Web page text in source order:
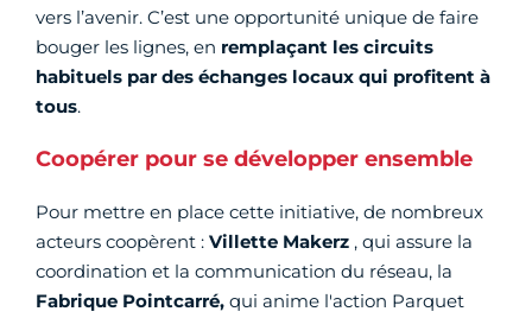
vers l’avenir. C’est une opportunité unique de faire
bouger les lignes, en remplaçant les circuits
habituels par des échanges locaux qui profitent à
tous.
Coopérer pour se développer ensemble
Pour mettre en place cette initiative, de nombreux
acteurs coopèrent : Villette Makerz , qui assure la
coordination et la communication du réseau, la
Fabrique Pointcarré, qui anime l'action Parquet